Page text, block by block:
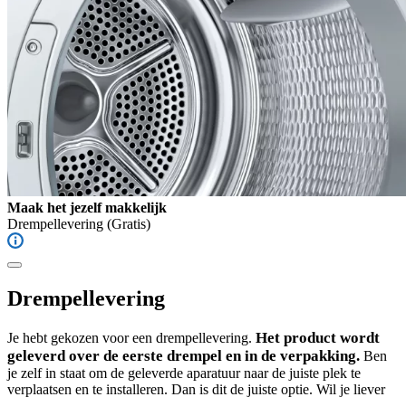
Maak het jezelf makkelijk
Drempellevering (Gratis)
Drempellevering
Je hebt gekozen voor een drempellevering. Het product wordt
geleverd over de eerste drempel en in de verpakking. Ben
je zelf in staat om de geleverde aparatuur naar de juiste plek te
verplaatsen en te installeren. Dan is dit de juiste optie. Wil je liever